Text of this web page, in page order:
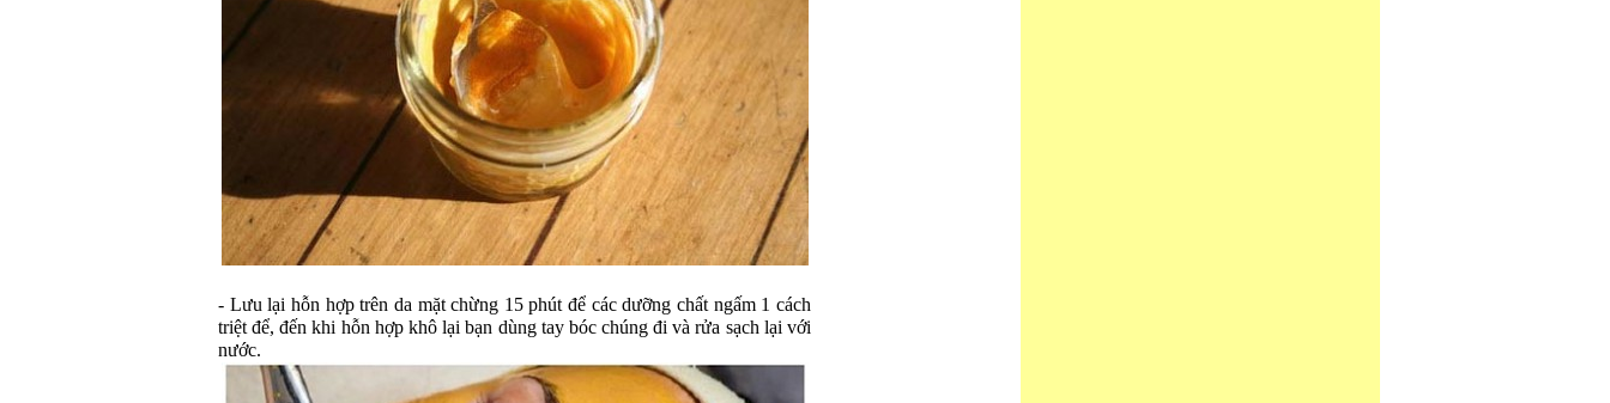
- Lưu lại hỗn hợp trên da mặt chừng 15 phút để các dưỡng chất ngấm 1 cách
triệt để, đến khi hỗn hợp khô lại bạn dùng tay bóc chúng đi và rửa sạch lại với
nước.